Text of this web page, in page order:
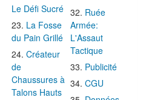
Le Défi Sucré
La Fosse
du Pain Grillé
Créateur
de
Chaussures à
Talons Hauts
Ruée
Armée:
L'Assaut
Tactique
Publicité
CGU